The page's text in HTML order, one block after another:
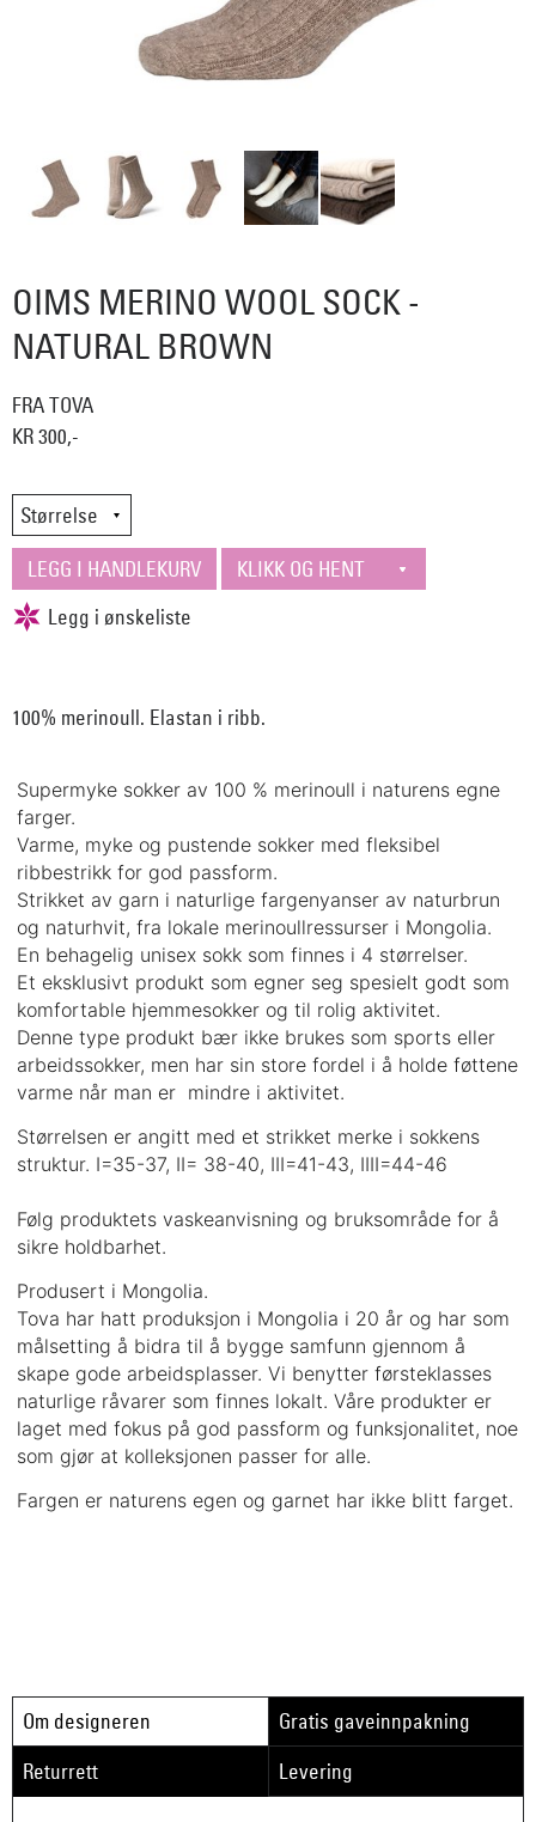
OIMS MERINO WOOL SOCK -
NATURAL BROWN
FRA TOVA
KR 300,-
100% merinoull. Elastan i ribb.
Supermyke sokker av 100 % merinoull i naturens egne
farger.
Varme, myke og pustende sokker med fleksibel
ribbestrikk for god passform.
Strikket av garn i naturlige fargenyanser av naturbrun
og naturhvit, fra lokale merinoullressurser i Mongolia.
En behagelig unisex sokk som finnes i 4 størrelser.
Et eksklusivt produkt som egner seg spesielt godt som
komfortable hjemmesokker og til rolig aktivitet.
Denne type produkt bær ikke brukes som sports eller
arbeidssokker, men har sin store fordel i å holde føttene
varme når man er mindre i aktivitet.
Størrelsen er angitt med et strikket merke i sokkens
struktur. I=35-37, II= 38-40, III=41-43, IIII=44-46
Følg produktets vaskeanvisning og bruksområde for å
sikre holdbarhet.
Produsert i Mongolia.
Tova har hatt produksjon i Mongolia i 20 år og har som
målsetting å bidra til å bygge samfunn gjennom å
skape gode arbeidsplasser. Vi benytter førsteklasses
naturlige råvarer som finnes lokalt. Våre produkter er
laget med fokus på god passform og funksjonalitet, noe
som gjør at kolleksjonen passer for alle.
Fargen er naturens egen og garnet har ikke blitt farget.
Om designeren
Gratis gaveinnpakning
Returrett
Levering